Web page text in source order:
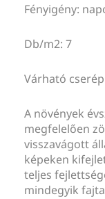
Fényigény:
Db/m2: 7
Várható
A növények
megfelelően
visszavágott
képeken
teljes
mindegyik